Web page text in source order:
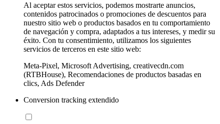
Al aceptar estos servicios, podemos mostrarte anuncios,
contenidos patrocinados o promociones de descuentos para
nuestro sitio web o productos basados en tu comportamiento
de navegación y compra, adaptados a tus intereses, y medir su
éxito. Con tu consentimiento, utilizamos los siguientes
servicios de terceros en este sitio web:
Meta-Pixel, Microsoft Advertising, creativecdn.com
(RTBHouse), Recomendaciones de productos basadas en
clics, Ads Defender
Conversion tracking extendido